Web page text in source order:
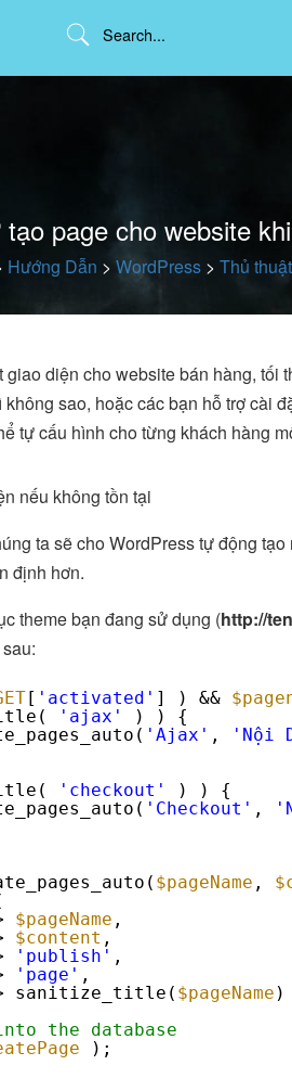
page cho website
Hướng Dẫn > WordPress> Thủ thuật
diện cho website bán hàng, tối
sao, hoặc các bạn hỗ trợ cài
tự cấu hình cho từng khách hàng
ta sẽ cho WordPress tự động
định hơn.
theme bạn đang sử dụng (http://
[ 'activated' ] ) &&
'ajax'
) ) {
'Ajax' , 'Nội
'checkout'
) ) {
'Checkout' ,
$pageName ,
$pageName ,
$content ,
'publish' ,
'page' ,
sanitize_title( $pageName )
the database
);